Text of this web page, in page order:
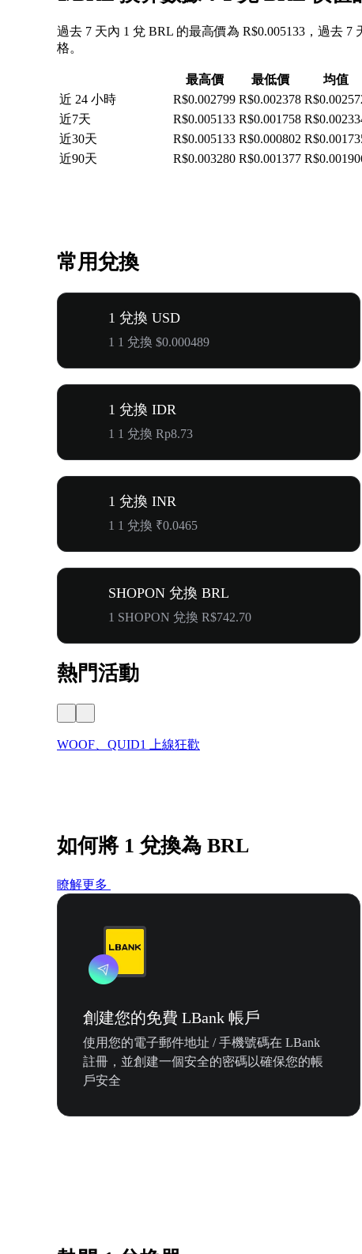
過去 7 天內 1 兌 BRL 的最高價為 R$0.005133，過去
格。
最高價 最低價 均值
近 24 小時
R$0.002799 R$0.002378
近7天
R$0.005133 R$0.001758
近30天
R$0.005133 R$0.000802
近90天
R$0.003280 R$0.001377
常用兌換
1 兌換 USD
1 1 兌換 $0.000489
1 兌換 IDR
1 1 兌換 Rp8.73
1 兌換 INR
1 1 兌換 ₹0.0465
SHOPON 兌換 BRL
1 SHOPON 兌換 R$742.70
熱門活動
WOOF、QUID1 上線狂歡
如何將 1 兌換為 BRL
瞭解更多
創建您的免費 LBank 帳戶
使用您的電子郵件地址 / 手機號碼在 LBank
註冊，並創建一個安全的密碼以確保您的帳
戶安全